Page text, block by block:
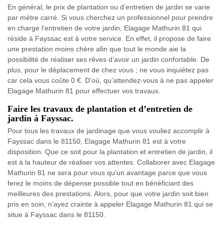
En général, le prix de plantation ou d’entretien de jardin se varie
par mètre carré. Si vous cherchez un professionnel pour prendre
en charge l’entretien de votre jardin, Elagage Mathurin 81 qui
réside à Fayssac est à votre service. En effet, il propose de faire
une prestation moins chère afin que tout le monde aie la
possibilité de réaliser ses rêves d’avoir un jardin confortable. De
plus, pour le déplacement de chez vous ; ne vous inquiétez pas
car cela vous coûte 0 €. D’où, qu’attendez-vous à ne pas appeler
Elagage Mathurin 81 pour effectuer vos travaux.
Faire les travaux de plantation et d’entretien de
jardin à Fayssac.
Pour tous les travaux de jardinage que vous vouliez accomplir à
Fayssac dans le 81150, Elagage Mathurin 81 est à votre
disposition. Que ce soit pour la plantation et entretien de jardin, il
est à la hauteur de réaliser vos attentes. Collaborer avec Elagage
Mathurin 81 ne sera pour vous qu’un avantage parce que vous
ferez le moins de dépense possible tout en bénéficiant des
meilleures des prestations. Alors, pour que votre jardin soit bien
pris en soin, n’ayez crainte à appeler Elagage Mathurin 81 qui se
situe à Fayssac dans le 81150.